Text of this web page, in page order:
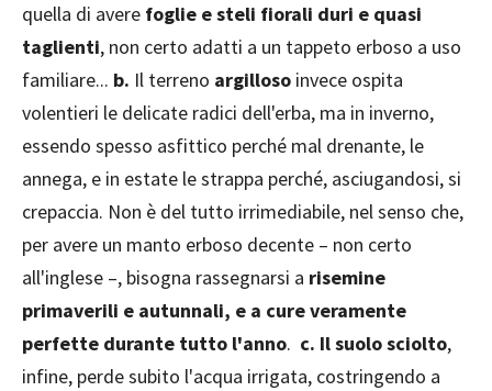
quella di avere foglie e steli fiorali duri e quasi
taglienti, non certo adatti a un tappeto erboso a uso
familiare... b. Il terreno argilloso invece ospita
volentieri le delicate radici dell'erba, ma in inverno,
essendo spesso asfittico perché mal drenante, le
annega, e in estate le strappa perché, asciugandosi, si
crepaccia. Non è del tutto irrimediabile, nel senso che,
per avere un manto erboso decente – non certo
all'inglese –, bisogna rassegnarsi a risemine
primaverili e autunnali, e a cure veramente
perfette durante tutto l'anno. c. Il suolo sciolto,
infine, perde subito l'acqua irrigata, costringendo a